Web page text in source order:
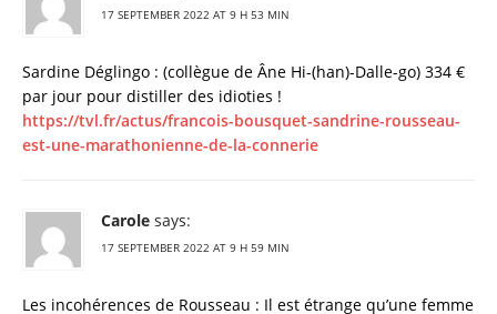
17 SEPTEMBER 2022 AT 9 H 53 MIN
Sardine Déglingo : (collègue de Âne Hi-(han)-Dalle-go) 334 €
par jour pour distiller des idioties !
https://tvl.fr/actus/francois-bousquet-sandrine-rousseau-
est-une-marathonienne-de-la-connerie
Carole says:
17 SEPTEMBER 2022 AT 9 H 59 MIN
Les incohérences de Rousseau : Il est étrange qu’une femme